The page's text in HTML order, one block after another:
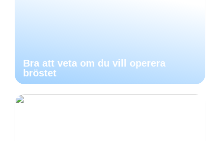
Bra att veta om du vill operera
bröstet